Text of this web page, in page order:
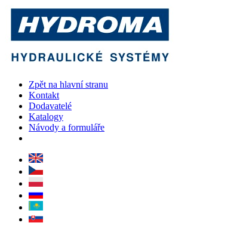
Zpět na hlavní stranu
Kontakt
Dodavatelé
Katalogy
Návody a formuláře